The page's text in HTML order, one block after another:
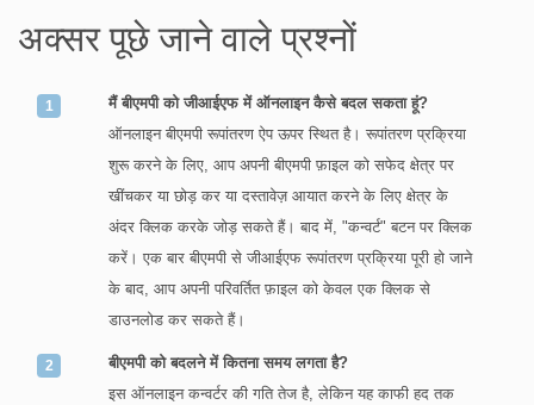
अक्सर पूछे जाने वाले प्रश्नों
मैं बीएमपी को जीआईएफ में ऑनलाइन कैसे बदल सकता हूं?
ऑनलाइन बीएमपी रूपांतरण ऐप ऊपर स्थित है। रूपांतरण प्रक्रिया
शुरू करने के लिए, आप अपनी बीएमपी फ़ाइल को सफेद क्षेत्र पर
खींचकर या छोड़ कर या दस्तावेज़ आयात करने के लिए क्षेत्र के
अंदर क्लिक करके जोड़ सकते हैं। बाद में, "कन्वर्ट" बटन पर क्लिक
करें। एक बार बीएमपी से जीआईएफ रूपांतरण प्रक्रिया पूरी हो जाने
के बाद, आप अपनी परिवर्तित फ़ाइल को केवल एक क्लिक से
डाउनलोड कर सकते हैं।
बीएमपी को बदलने में कितना समय लगता है?
इस ऑनलाइन कन्वर्टर की गति तेज है, लेकिन यह काफी हद तक